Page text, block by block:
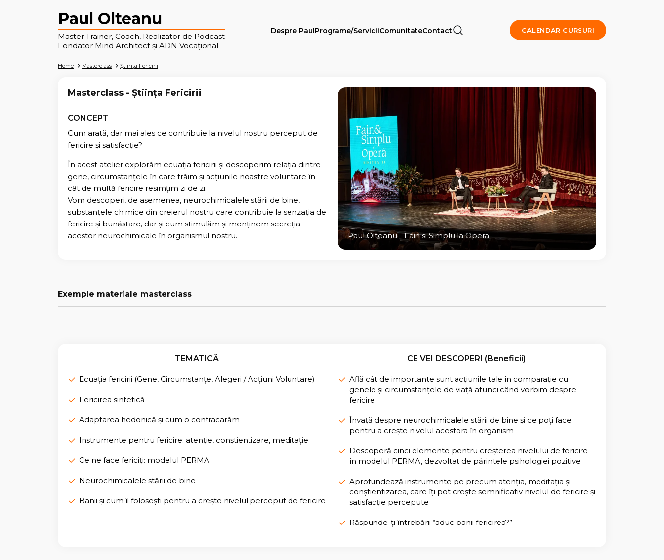
Paul Olteanu
Master Trainer, Coach, Realizator de Podcast
Fondator Mind Architect și ADN Vocațional
Despre PaulPrograme/ServiciiComunitateContact CALENDAR CURSURI
Home Masterclass Știința Fericirii
Masterclass - Știința Fericirii
CONCEPT
Cum arată, dar mai ales ce contribuie la nivelul nostru perceput de
fericire și satisfacție?
În acest atelier explorăm ecuația fericirii și descoperim relația dintre
gene, circumstanțele în care trăim și acțiunile noastre voluntare în
cât de multă fericire resimțim zi de zi.
Vom descoperi, de asemenea, neurochimicalele stării de bine,
substanțele chimice din creierul nostru care contribuie la senzația de
fericire și bunăstare, dar și cum stimulăm și menținem secreția
acestor neurochimicale în organismul nostru.
Paul Olteanu - Fain si Simplu la Opera
Exemple materiale masterclass
TEMATICĂ
Ecuația fericirii (Gene, Circumstanțe, Alegeri / Acțiuni Voluntare)
Fericirea sintetică
Adaptarea hedonică și cum o contracarăm
Instrumente pentru fericire: atenție, conștientizare, meditație
Ce ne face fericiți: modelul PERMA
Neurochimicalele stării de bine
Banii și cum îi folosești pentru a crește nivelul perceput de fericire
CE VEI DESCOPERI (Beneficii)
Află cât de importante sunt acțiunile tale în comparație cu
genele și circumstanțele de viață atunci când vorbim despre
fericire
Învață despre neurochimicalele stării de bine și ce poți face
pentru a crește nivelul acestora în organism
Descoperă cinci elemente pentru creșterea nivelului de fericire
în modelul PERMA, dezvoltat de părintele psihologiei pozitive
Aprofundează instrumente pe precum atenția, meditația și
conștientizarea, care îți pot crește semnificativ nivelul de fericire și
satisfacție percepute
Răspunde-ți întrebării “aduc banii fericirea?”